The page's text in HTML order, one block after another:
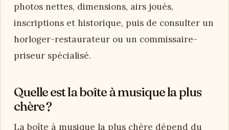
photos nettes, dimensions, airs joués,
inscriptions et historique, puis de consulter un
horloger-restaurateur ou un commissaire-
priseur spécialisé.
Quelle est la boîte à musique la plus
chère ?
La boîte à musique la plus chère dépend du